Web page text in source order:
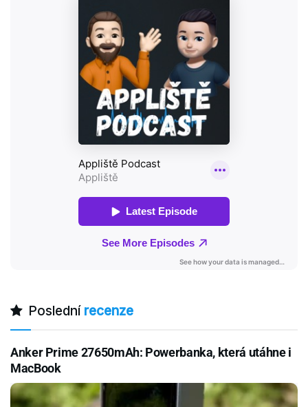
Poslední recenze
Anker Prime 27650mAh: Powerbanka, která utáhne i
MacBook